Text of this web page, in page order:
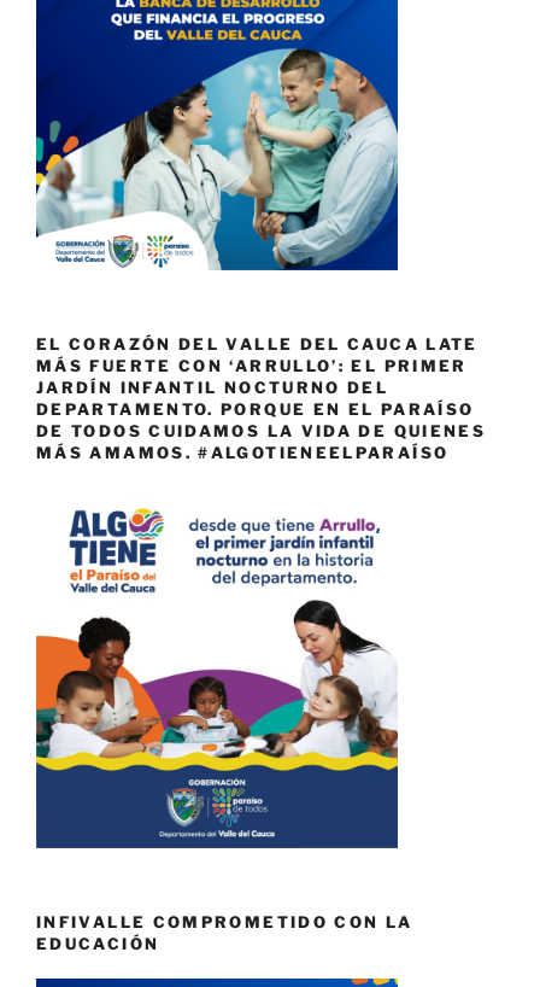
EL CORAZÓN DEL VALLE DEL CAUCA LATE
MÁS FUERTE CON ‘ARRULLO’: EL PRIMER
JARDÍN INFANTIL NOCTURNO DEL
DEPARTAMENTO. PORQUE EN EL PARAÍSO
DE TODOS CUIDAMOS LA VIDA DE QUIENES
MÁS AMAMOS. #ALGOTIENEELPARAÍSO
INFIVALLE COMPROMETIDO CON LA
EDUCACIÓN